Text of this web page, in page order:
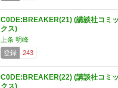
C0DE:BREAKER(21) (講談社コミッ
クス)
上条 明峰
登録
243
C0DE:BREAKER(22) (講談社コミッ
クス)